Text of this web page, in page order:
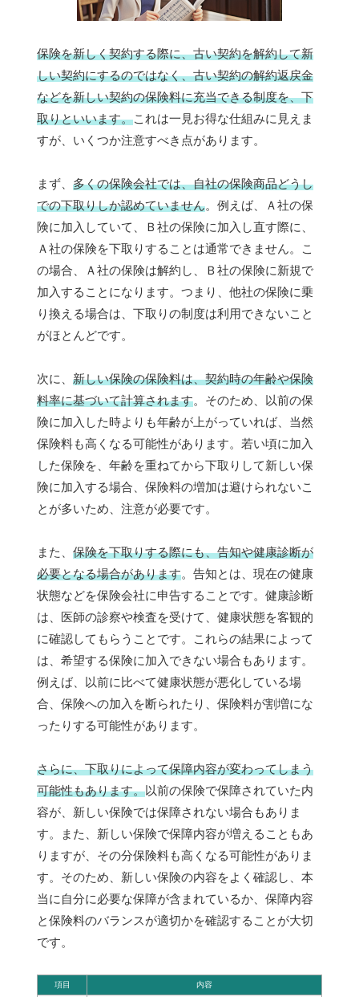
保険を新しく契約する際に、古い契約を解約して新
しい契約にするのではなく、古い契約の解約返戻金
などを新しい契約の保険料に充当できる制度を、下
取りといいます。これは一見お得な仕組みに見えま
すが、いくつか注意すべき点があります。
まず、 多くの保険会社では、自社の保険商品どうし
での下取りしか認めていません。例えば、Ａ社の保
険に加入していて、Ｂ社の保険に加入し直す際に、
Ａ社の保険を下取りすることは通常できません。こ
の場合、Ａ社の保険は解約し、Ｂ社の保険に新規で
加入することになります。つまり、他社の保険に乗
り換える場合は、下取りの制度は利用できないこと
がほとんどです。
次に、 新しい保険の保険料は、契約時の年齢や保険
料率に基づいて計算されます。そのため、以前の保
険に加入した時よりも年齢が上がっていれば、当然
保険料も高くなる可能性があります。若い頃に加入
した保険を、年齢を重ねてから下取りして新しい保
険に加入する場合、保険料の増加は避けられないこ
とが多いため、注意が必要です。
また、 保険を下取りする際にも、告知や健康診断が
必要となる場合があります。告知とは、現在の健康
状態などを保険会社に申告することです。健康診断
は、医師の診察や検査を受けて、健康状態を客観的
に確認してもらうことです。これらの結果によって
は、希望する保険に加入できない場合もあります。
例えば、以前に比べて健康状態が悪化している場
合、保険への加入を断られたり、保険料が割増にな
ったりする可能性があります。
さらに、下取りによって保障内容が変わってしまう
可能性もあります。以前の保険で保障されていた内
容が、新しい保険では保障されない場合もありま
す。また、新しい保険で保障内容が増えることもあ
りますが、その分保険料も高くなる可能性がありま
す。そのため、新しい保険の内容をよく確認し、本
当に自分に必要な保障が含まれているか、保障内容
と保険料のバランスが適切かを確認することが大切
です。
項目 内容